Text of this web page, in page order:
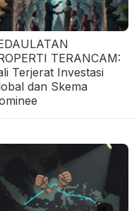
TERANCAM:
Terjerat Investasi
dan Skema